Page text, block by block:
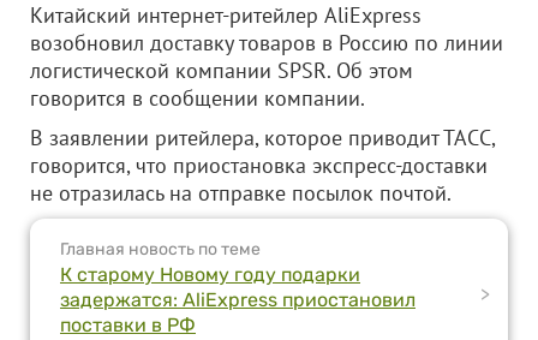
Китайский интернет-ритейлер AliExpress
возобновил доставку товаров в Россию по линии
логистической компании SPSR. Об этом
говорится в сообщении компании.
В заявлении ритейлера, которое приводит ТАСС,
говорится, что приостановка экспресс-доставки
не отразилась на отправке посылок почтой.
Главная новость по теме
К старому Новому году подарки
задержатся: AliExpress приостановил
поставки в РФ
>